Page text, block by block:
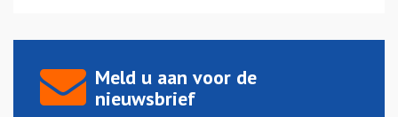
Meld u aan voor de
nieuwsbrief